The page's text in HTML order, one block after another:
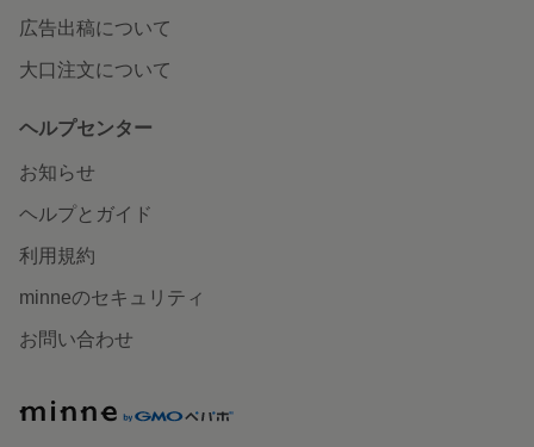
広告出稿について
大口注文について
ヘルプセンター
お知らせ
ヘルプとガイド
利用規約
minneのセキュリティ
お問い合わせ